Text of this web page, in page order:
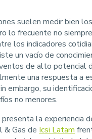
suelen medir bien
lo frecuente no
los indicadores
un vacío de
de alto potencial
una respuesta a
embargo, su
no menores.
la experiencia
& Gas de Icsi Latam